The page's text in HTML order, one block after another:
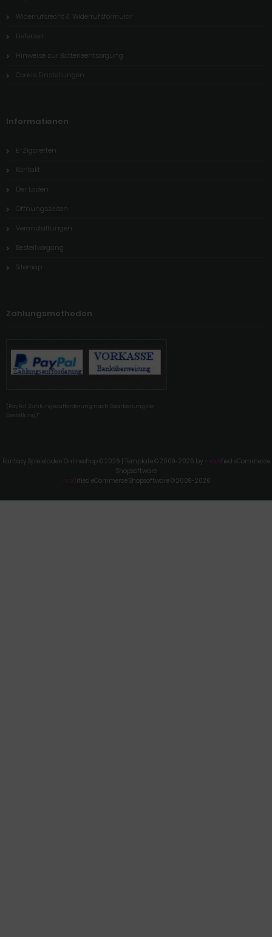
Widerrufsrecht & Widerrufsformular
Lieferzeit
Hinweise zur Batterieentsorgung
Cookie Einstellungen
Informationen
E-Zigaretten
Kontakt
Der Laden
Öffnungszeiten
Veranstaltungen
Bestellvorgang
Sitemap
Zahlungsmethoden
'(PayPal Zahlungsaufforderung nach Bearbeitung der
Bestellung)'"
Fantasy Spieleladen Onlineshop © 2026 | Template © 2009-2026 by modified eCommerce
Shopsoftware
modified eCommerce Shopsoftware © 2009-2026